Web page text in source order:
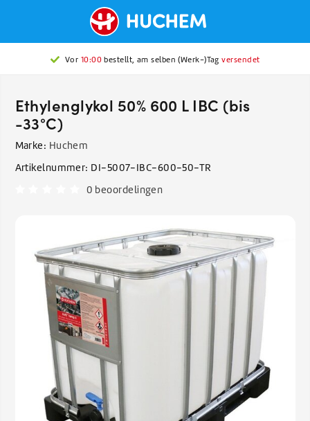
Vor 10:00bestellt, am selben (Werk-)Tagversendet
Ethylenglykol 50% 600 L IBC (bis
-33°C)
Marke: Huchem
Artikelnummer: DI-5007-IBC-600-50-TR
0 beoordelingen